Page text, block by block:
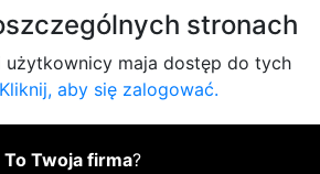
stronach
użytkownicy maja dostęp do tych
Kliknij, aby się zalogować.
To Twoja firma?